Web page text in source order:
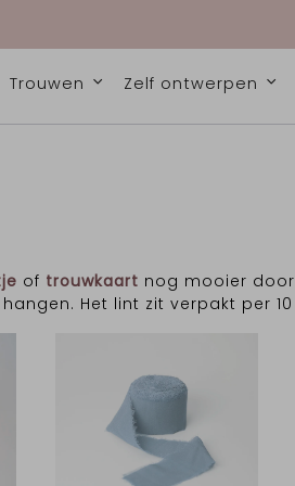
Trouwen Zelf ontwerpen
of trouwkaart nog mooier
Het lint zit verpakt per